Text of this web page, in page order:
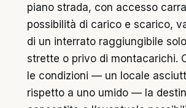
piano strada, con accesso
possibilità di carico e scarico,
di un interrato raggiungibile
strette o privo di montacarichi.
le condizioni — un locale
rispetto a uno umido — la